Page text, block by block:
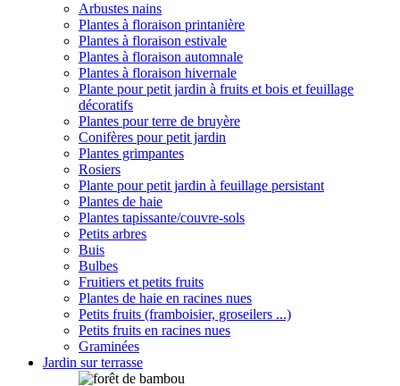
Arbustes nains
Plantes à floraison printanière
Plantes à floraison estivale
Plantes à floraison automnale
Plantes à floraison hivernale
Plante pour petit jardin à fruits et bois et feuillage
décoratifs
Plantes pour terre de bruyère
Conifères pour petit jardin
Plantes grimpantes
Rosiers
Plante pour petit jardin à feuillage persistant
Plantes de haie
Plantes tapissante/couvre-sols
Petits arbres
Buis
Bulbes
Fruitiers et petits fruits
Plantes de haie en racines nues
Petits fruits (framboisier, groseilers ...)
Petits fruits en racines nues
Graminées
Jardin sur terrasse